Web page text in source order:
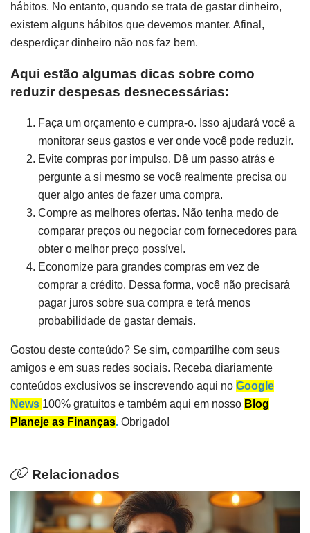
hábitos. No entanto, quando se trata de gastar dinheiro,
existem alguns hábitos que devemos manter. Afinal,
desperdiçar dinheiro não nos faz bem.
Aqui estão algumas dicas sobre como
reduzir despesas desnecessárias:
Faça um orçamento e cumpra-o. Isso ajudará você a
monitorar seus gastos e ver onde você pode reduzir.
Evite compras por impulso. Dê um passo atrás e
pergunte a si mesmo se você realmente precisa ou
quer algo antes de fazer uma compra.
Compre as melhores ofertas. Não tenha medo de
comparar preços ou negociar com fornecedores para
obter o melhor preço possível.
Economize para grandes compras em vez de
comprar a crédito. Dessa forma, você não precisará
pagar juros sobre sua compra e terá menos
probabilidade de gastar demais.
Gostou deste conteúdo? Se sim, compartilhe com seus
amigos e em suas redes sociais. Receba diariamente
conteúdos exclusivos se inscrevendo aqui no Google
News 100% gratuitos e também aqui em nosso Blog
Planeje as Finanças. Obrigado!
Relacionados